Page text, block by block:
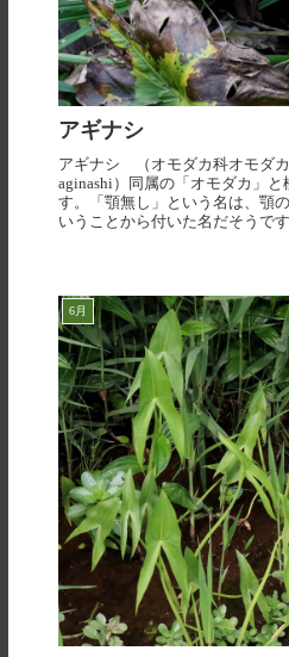
アギナシ
アギナシ （オモダカ科オモダ
aginashi）同属の「オモダカ」
す。「顎無し」という名は、顎
いうことから付いた名だそうで
6月